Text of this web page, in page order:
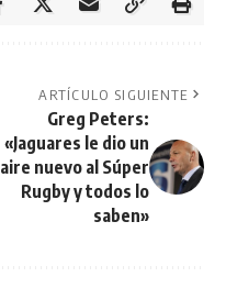
ARTÍCULO SIGUIENTE
Greg Peters:
«Jaguares le dio un
aire nuevo al Súper
Rugby y todos lo
saben»